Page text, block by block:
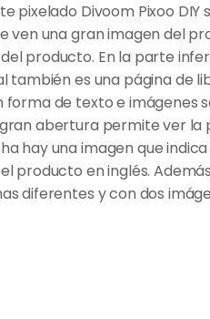
pixelado Divoom Pixoo
ven una gran imagen del
producto. En la parte
también es una página de
forma de texto e imágenes
abertura permite ver la
hay una imagen que
producto en inglés.
diferentes y con dos